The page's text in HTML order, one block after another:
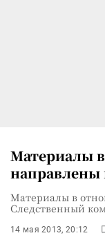
Материалы
направлены
Материалы в
Следственный
14 мая 2013, 20:12